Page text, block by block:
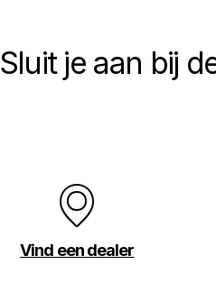
Sluit je aan bij
Vind een dealer